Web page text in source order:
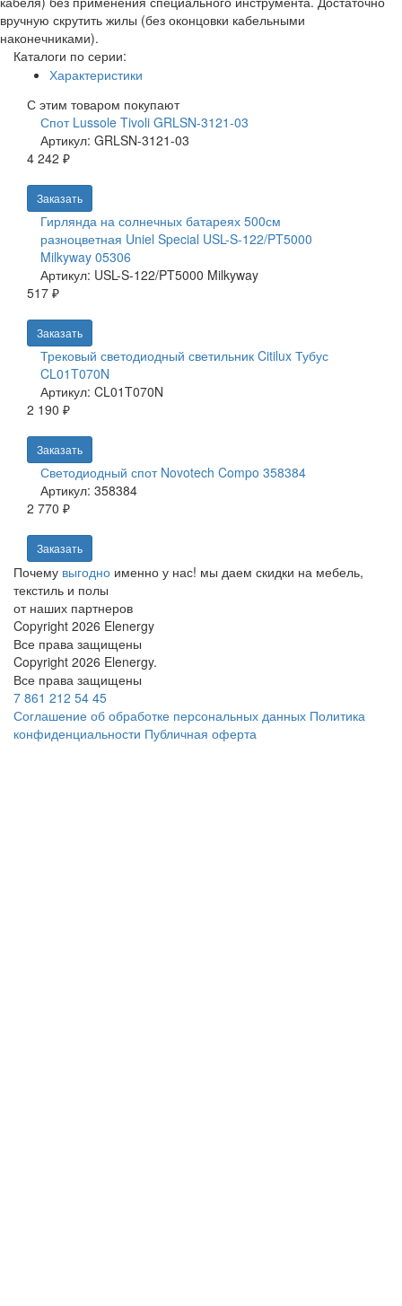
вручную скрутить жилы (без оконцовки кабельными
наконечниками).
Каталоги по серии:
Характеристики
С этим товаром покупают
Спот Lussole Tivoli GRLSN-3121-03
Артикул: GRLSN-3121-03
4 242 ₽
Заказать
Гирлянда на солнечных батареях 500см
разноцветная Uniel Special USL-S-122/PT5000
Milkyway 05306
Артикул: USL-S-122/PT5000 Milkyway
517 ₽
Заказать
Трековый светодиодный светильник Citilux Тубус
CL01T070N
Артикул: CL01T070N
2 190 ₽
Заказать
Светодиодный спот Novotech Compo 358384
Артикул: 358384
2 770 ₽
Заказать
Почему выгодно именно у нас! мы даем скидки на мебель,
текстиль и полы
от наших партнеров
Copyright 2026 Elenergy
Все права защищены
Copyright 2026 Elenergy.
Все права защищены
7 861 212 54 45
Соглашение об обработке персональных данных Политика
конфиденциальности Публичная оферта